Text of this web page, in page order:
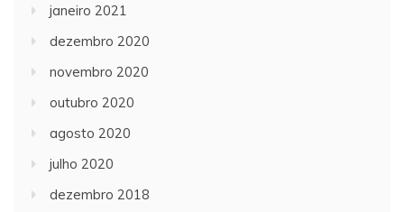
janeiro 2021
dezembro 2020
novembro 2020
outubro 2020
agosto 2020
julho 2020
dezembro 2018